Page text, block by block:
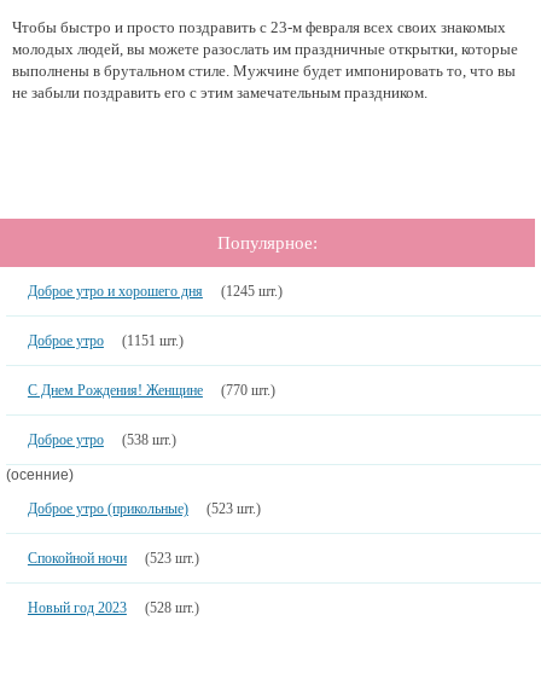
Чтобы быстро и просто поздравить с 23-м февраля всех своих знакомых
молодых людей, вы можете разослать им праздничные открытки, которые
выполнены в брутальном стиле. Мужчине будет импонировать то, что вы
не забыли поздравить его с этим замечательным праздником.
Популярное:
Доброе утро и хорошего дня (1245 шт.)
Доброе утро (1151 шт.)
С Днем Рождения! Женщине (770 шт.)
Доброе утро (538 шт.)
(осенние)
Доброе утро (прикольные)
(523 шт.)
Спокойной ночи (523 шт.)
Новый год 2023 (528 шт.)